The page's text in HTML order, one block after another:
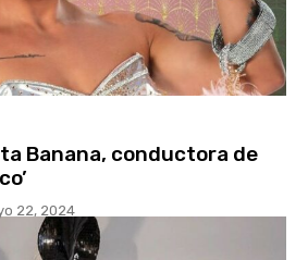
Banana, conductora de
22, 2024